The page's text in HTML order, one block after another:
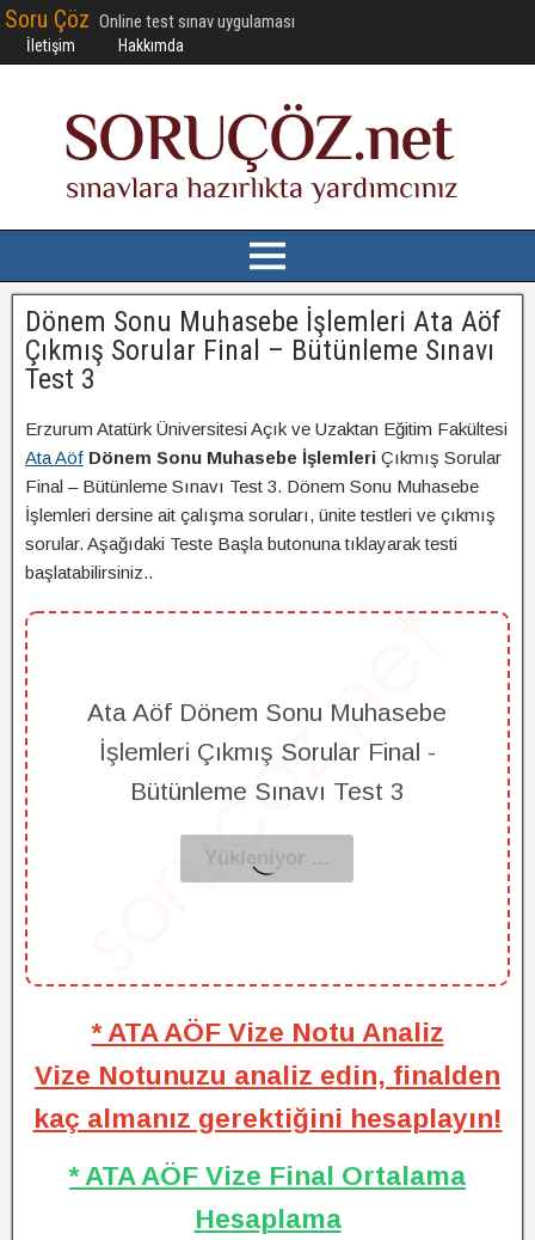
Soru Çöz Online test sınav uygulaması
İletişim Hakkımda
Dönem Sonu Muhasebe İşlemleri Ata Aöf
Çıkmış Sorular Final – Bütünleme Sınavı
Test 3
Erzurum Atatürk Üniversitesi Açık ve Uzaktan Eğitim Fakültesi
Ata Aöf Dönem Sonu Muhasebe İşlemleri Çıkmış Sorular
Final – Bütünleme Sınavı Test 3. Dönem Sonu Muhasebe
İşlemleri dersine ait çalışma soruları, ünite testleri ve çıkmış
sorular. Aşağıdaki Teste Başla butonuna tıklayarak testi
başlatabilirsiniz..
Ata Aöf Dönem Sonu Muhasebe
İşlemleri Çıkmış Sorular Final -
Bütünleme Sınavı Test 3
* ATA AÖF Vize Notu Analiz
Vize Notunuzu analiz edin, finalden
kaç almanız gerektiğini hesaplayın!
* ATA AÖF Vize Final Ortalama
Hesaplama